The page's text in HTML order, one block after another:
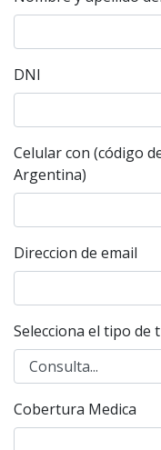
DNI
Celular con (código
Argentina)
Direccion de email
Selecciona el tipo de
Cobertura Medica